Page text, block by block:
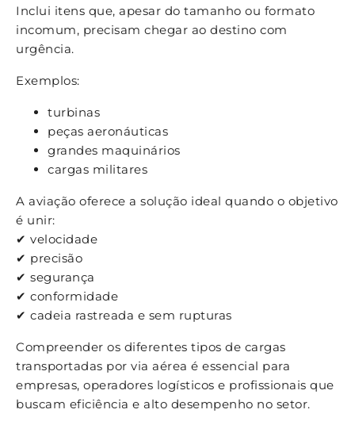
Inclui itens que, apesar do tamanho ou formato
incomum, precisam chegar ao destino com
urgência.
Exemplos:
turbinas
peças aeronáuticas
grandes maquinários
cargas militares
A aviação oferece a solução ideal quando o objetivo
é unir:
✔ velocidade
✔ precisão
✔ segurança
✔ conformidade
✔ cadeia rastreada e sem rupturas
Compreender os diferentes tipos de cargas
transportadas por via aérea é essencial para
empresas, operadores logísticos e profissionais que
buscam eficiência e alto desempenho no setor.